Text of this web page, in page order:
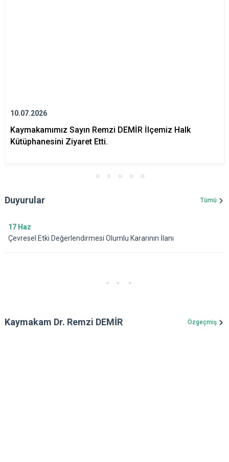
10.07.2026
Kaymakamımız Sayın Remzi DEMİR İlçemiz Halk
Kütüphanesini Ziyaret Etti.
Duyurular Tümü
17 Haz
Çevresel Etki Değerlendirmesi Olumlu Kararının İlanı
Kaymakam Dr. Remzi DEMİR Özgeçmiş